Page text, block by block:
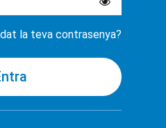
la teva contrasenya?